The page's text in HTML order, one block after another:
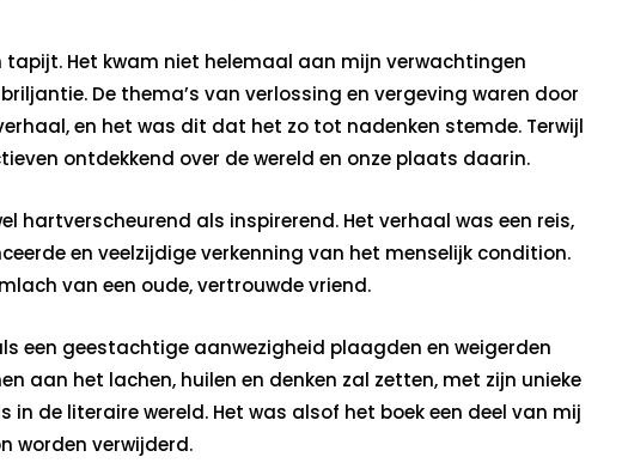
Het kwam niet helemaal aan mijn verwachtingen
De thema’s van verlossing en vergeving waren door
en het was dit dat het zo tot nadenken stemde. Terwijl
ontdekkend over de wereld en onze plaats daarin.
hartverscheurend als inspirerend. Het verhaal was een reis,
en veelzijdige verkenning van het menselijk condition.
van een oude, vertrouwde vriend.
een geestachtige aanwezigheid plaagden en weigerden
aan het lachen, huilen en denken zal zetten, met zijn unieke
de literaire wereld. Het was alsof het boek een deel van mij
worden verwijderd.